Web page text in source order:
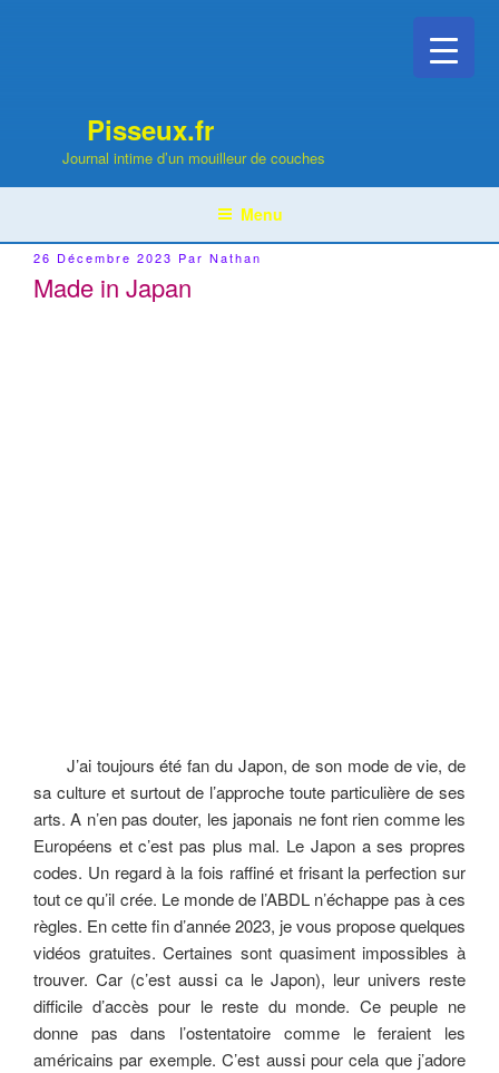
Pisseux.fr
Journal intime d’un mouilleur de couches
Menu
Publié
Le
26 Décembre 2023 Par Nathan
Made in Japan
J’ai toujours été fan du Japon, de son mode de vie, de
sa culture et surtout de l’approche toute particulière de ses
arts. A n’en pas douter, les japonais ne font rien comme les
Européens et c’est pas plus mal. Le Japon a ses propres
codes. Un regard à la fois raffiné et frisant la perfection sur
tout ce qu’il crée. Le monde de l’ABDL n’échappe pas à ces
règles. En cette fin d’année 2023, je vous propose quelques
vidéos gratuites. Certaines sont quasiment impossibles à
trouver. Car (c’est aussi ca le Japon), leur univers reste
difficile d’accès pour le reste du monde. Ce peuple ne
donne pas dans l’ostentatoire comme le feraient les
américains par exemple. C’est aussi pour cela que j’adore